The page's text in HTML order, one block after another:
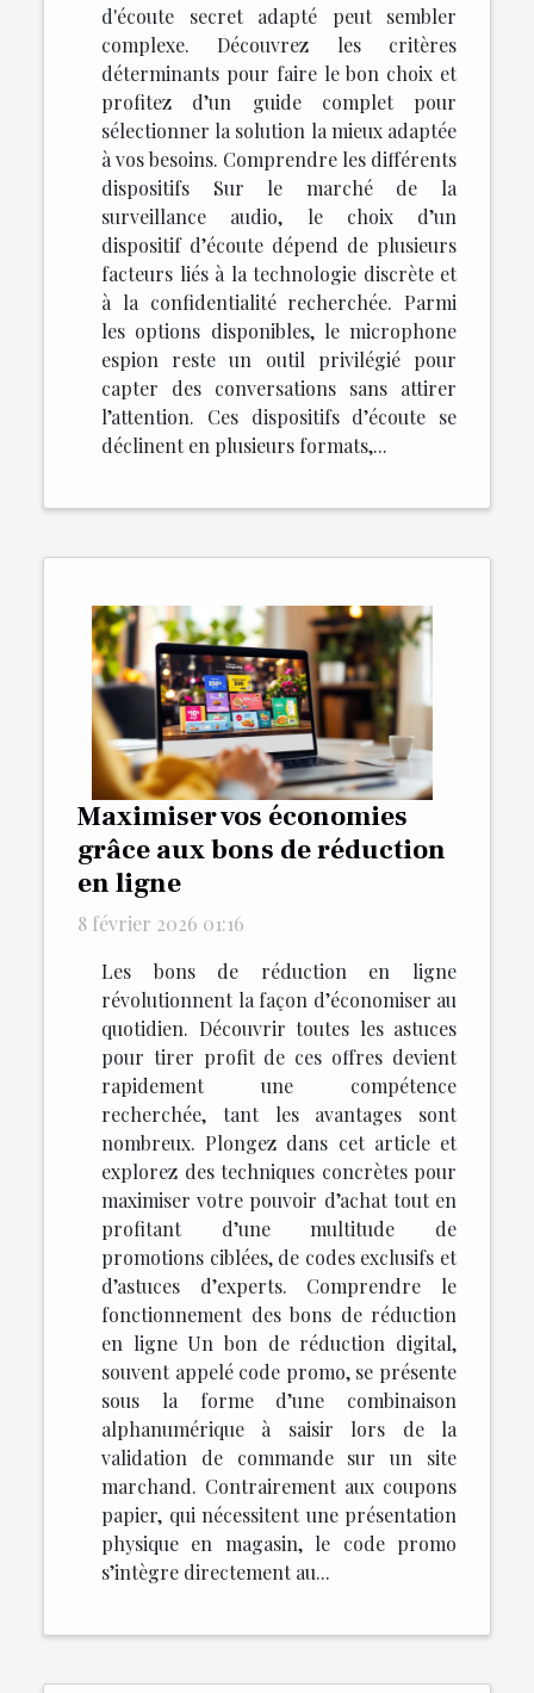
d'écoute secret adapté peut sembler
complexe. Découvrez les critères
déterminants pour faire le bon choix et
profitez d’un guide complet pour
sélectionner la solution la mieux adaptée
à vos besoins. Comprendre les différents
dispositifs Sur le marché de la
surveillance audio, le choix d’un
dispositif d’écoute dépend de plusieurs
facteurs liés à la technologie discrète et
à la confidentialité recherchée. Parmi
les options disponibles, le microphone
espion reste un outil privilégié pour
capter des conversations sans attirer
l’attention. Ces dispositifs d’écoute se
déclinent en plusieurs formats,...
Maximiser vos économies
grâce aux bons de réduction
en ligne
8 février 2026 01:16
Les bons de réduction en ligne
révolutionnent la façon d’économiser au
quotidien. Découvrir toutes les astuces
pour tirer profit de ces offres devient
rapidement une compétence
recherchée, tant les avantages sont
nombreux. Plongez dans cet article et
explorez des techniques concrètes pour
maximiser votre pouvoir d’achat tout en
profitant d’une multitude de
promotions ciblées, de codes exclusifs et
d’astuces d’experts. Comprendre le
fonctionnement des bons de réduction
en ligne Un bon de réduction digital,
souvent appelé code promo, se présente
sous la forme d’une combinaison
alphanumérique à saisir lors de la
validation de commande sur un site
marchand. Contrairement aux coupons
papier, qui nécessitent une présentation
physique en magasin, le code promo
s’intègre directement au...